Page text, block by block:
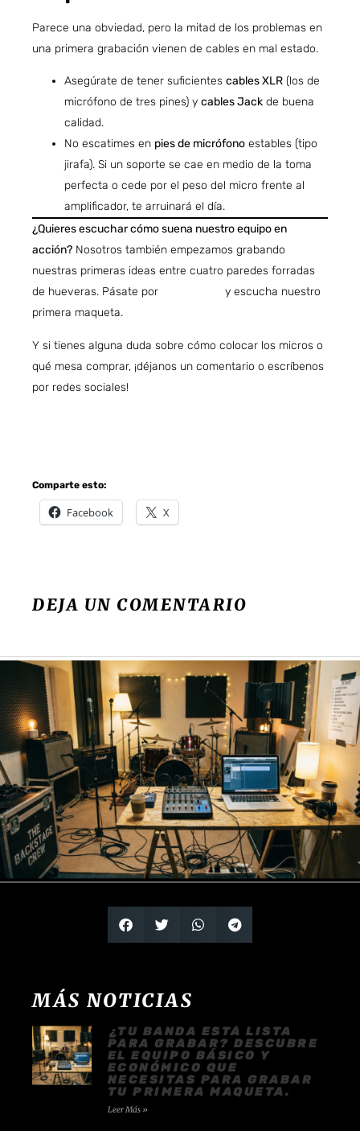
Parece una obviedad, pero la mitad de los problemas en
una primera grabación vienen de cables en mal estado.
Asegúrate de tener suficientes cables XLR (los de
micrófono de tres pines) y cables Jack de buena
calidad.
No escatimes en pies de micrófono estables (tipo
jirafa). Si un soporte se cae en medio de la toma
perfecta o cede por el peso del micro frente al
amplificador, te arruinará el día.
¿Quieres escuchar cómo suena nuestro equipo en
acción? Nosotros también empezamos grabando
nuestras primeras ideas entre cuatro paredes forradas
de hueveras. Pásate por
y escucha nuestro
primera maqueta.
Y si tienes alguna duda sobre cómo colocar los micros o
qué mesa comprar, ¡déjanos un comentario o escríbenos
por redes sociales!
Comparte esto:
Facebook X
DEJA UN COMENTARIO
MÁS NOTICIAS
¿TU BANDA ESTÁ LISTA
PARA GRABAR? DESCUBRE
EL EQUIPO BÁSICO Y
ECONÓMICO QUE
NECESITAS PARA GRABAR
TU PRIMERA MAQUETA.
Leer Más »